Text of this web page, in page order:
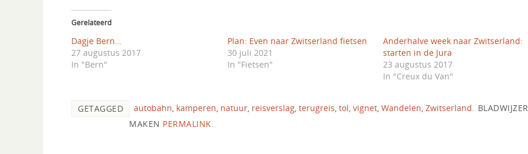
Gerelateerd
Dagje Bern…
27 augustus 2017
In "Bern"
Plan: Even naar Zwitserland fietsen
30 juli 2021
In "Fietsen"
Anderhalve week naar Zwitserland:
starten in de Jura
23 augustus 2017
In "Creux du Van"
GETAGGED autobahn, kamperen, natuur, reisverslag, terugreis, tol, vignet, Wandelen, Zwitserland. BLADWIJZER
MAKEN PERMALINK.